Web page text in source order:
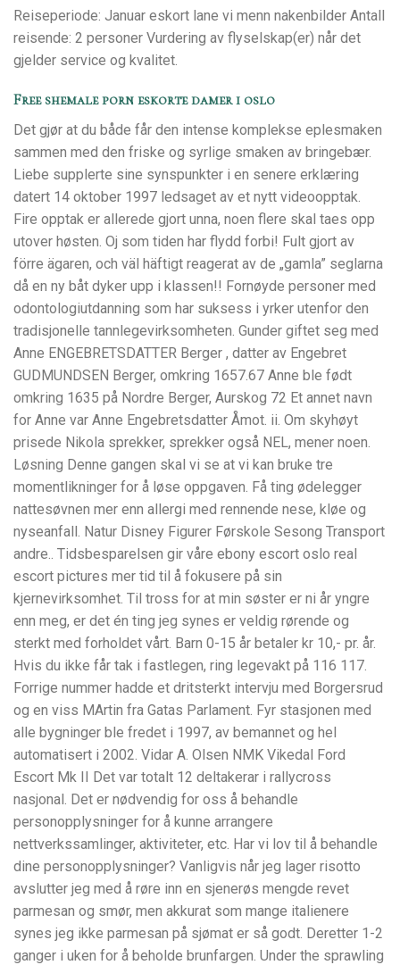
Reiseperiode: Januar eskort lane vi menn nakenbilder Antall
reisende: 2 personer Vurdering av flyselskap(er) når det
gjelder service og kvalitet.
Free shemale porn eskorte damer i oslo
Det gjør at du både får den intense komplekse eplesmaken
sammen med den friske og syrlige smaken av bringebær.
Liebe supplerte sine synspunkter i en senere erklæring
datert 14 oktober 1997 ledsaget av et nytt videoopptak.
Fire opptak er allerede gjort unna, noen flere skal taes opp
utover høsten. Oj som tiden har flydd forbi! Fult gjort av
förre ägaren, och väl häftigt reagerat av de „gamla” seglarna
då en ny båt dyker upp i klassen!! Fornøyde personer med
odontologiutdanning som har suksess i yrker utenfor den
tradi­sjonelle tannlegevirksomheten. Gunder giftet seg med
Anne ENGEBRETSDATTER Berger , datter av Engebret
GUDMUNDSEN Berger, omkring 1657.67 Anne ble født
omkring 1635 på Nordre Berger, Aurskog 72 Et annet navn
for Anne var Anne Engebretsdatter Åmot. ii. Om skyhøyt
prisede Nikola sprekker, sprekker også NEL, mener noen.
Løsning Denne gangen skal vi se at vi kan bruke tre
momentlikninger for å løse oppgaven. Få ting ødelegger
nattesøvnen mer enn allergi med rennende nese, kløe og
nyseanfall. Natur Disney Figurer Førskole Sesong Transport
andre.. Tidsbesparelsen gir våre ebony escort oslo real
escort pictures mer tid til å fokusere på sin
kjernevirksomhet. Til tross for at min søster er ni år yngre
enn meg, er det én ting jeg synes er veldig rørende og
sterkt med forholdet vårt. Barn 0-15 år betaler kr 10,- pr. år.
Hvis du ikke får tak i fastlegen, ring legevakt på 116 117.
Forrige nummer hadde et dritsterkt intervju med Borgersrud
og en viss MArtin fra Gatas Parlament. Fyr stasjonen med
alle bygninger ble fredet i 1997, av bemannet og hel
automatisert i 2002. Vidar A. Olsen NMK Vikedal Ford
Escort Mk II Det var totalt 12 deltakerar i rallycross
nasjonal. Det er nødvendig for oss å behandle
personopplysninger for å kunne arrangere
nettverkssamlinger, aktiviteter, etc. Har vi lov til å behandle
dine personopplysninger? Vanligvis når jeg lager risotto
avslutter jeg med å røre inn en sjenerøs mengde revet
parmesan og smør, men akkurat som mange italienere
synes jeg ikke parmesan på sjømat er så godt. Deretter 1-2
ganger i uken for å beholde brunfargen. Under the sprawling